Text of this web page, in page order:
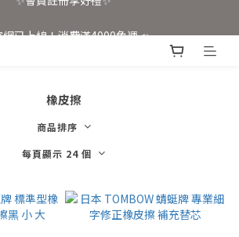
網已上線！消費滿4000免運📣
橡皮擦
商品排序
每頁顯示 24 個